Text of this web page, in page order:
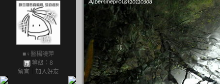
■♀醫楊曉萍
等級：8
留言
加入好友